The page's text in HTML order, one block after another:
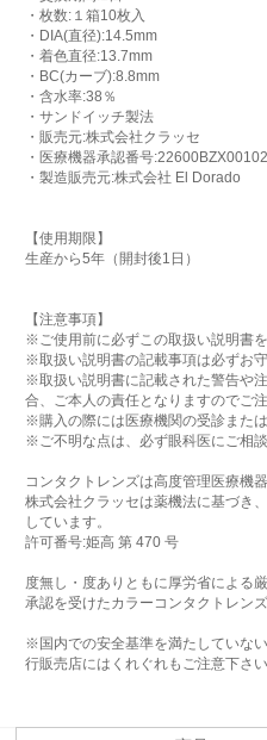
・枚数:１箱10枚入
・DIA(直径):14.5mm
・着色直径:13.7mm
・BC(カーブ):8.8mm
・含水率:38％
・サンドイッチ製法
・販売元:株式会社クラッセ
・医療機器承認番号
・製造販売元:株式会社 El Dorado
【使用期限】
生産から5年（開封後1日）
【注意事項】
※ご使用前に必ずこの取扱い説明書を
※取扱い説明書の記載事項は必ずお守
※取扱い説明書に記載された警告や
合、ご本人の責任となりますのでご注
※購入の際には医療機関の受診また
※ご不明な点は、必ず眼科医にご相談
コンタクトレンズは高度管理医療機器
株式会社クラッセは薬機法に基づき
しています。
許可番号:姫高 第 470 号
度無し・度ありともに厚労省による
承認を受けたカラーコンタクトレン
※国内での安全基準を満たしていな
行販売店にはくれぐれもご注意下さい